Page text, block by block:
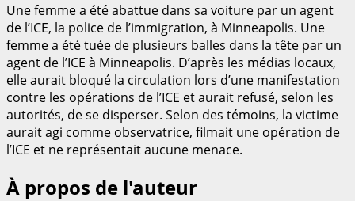
Une femme a été abattue dans sa voiture par un agent
de l’ICE, la police de l’immigration, à Minneapolis. Une
femme a été tuée de plusieurs balles dans la tête par un
agent de l’ICE à Minneapolis. D’après les médias locaux,
elle aurait bloqué la circulation lors d’une manifestation
contre les opérations de l’ICE et aurait refusé, selon les
autorités, de se disperser. Selon des témoins, la victime
aurait agi comme observatrice, filmait une opération de
l’ICE et ne représentait aucune menace.
À propos de l'auteur